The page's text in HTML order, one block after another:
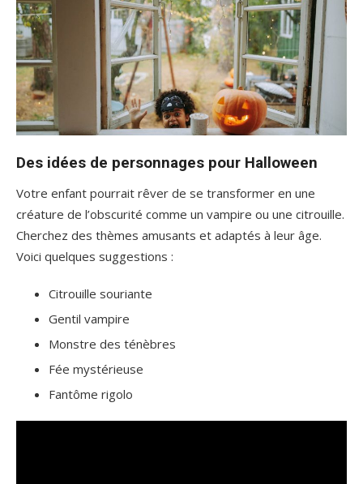
Des idées de personnages pour Halloween
Votre enfant pourrait rêver de se transformer en une
créature de l’obscurité comme un vampire ou une citrouille.
Cherchez des thèmes amusants et adaptés à leur âge.
Voici quelques suggestions :
Citrouille souriante
Gentil vampire
Monstre des ténèbres
Fée mystérieuse
Fantôme rigolo